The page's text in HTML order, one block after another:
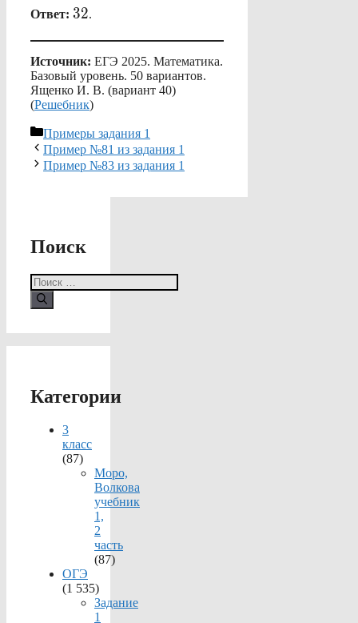
3600 \div
Ответ: 32
32.
Источник: ЕГЭ 2025. Математика.
Базовый уровень. 50 вариантов.
Ященко И. В. (вариант 40)
(Решебник)
Рубрики
Примеры задания 1
Пример №81 из задания 1
Пример №83 из задания 1
Поиск
Поиск:
Категории
3
класс
(87)
Моро,
Волкова
учебник
1,
2
часть
(87)
ОГЭ
(1 535)
Задание
1